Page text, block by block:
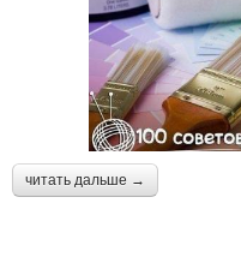
читать дальше →